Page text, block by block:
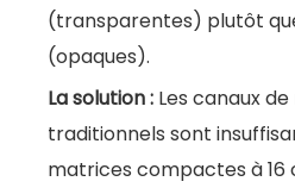
(transparentes) plutôt
(opaques).
La solution : Les canaux
traditionnels sont
matrices compactes à 16